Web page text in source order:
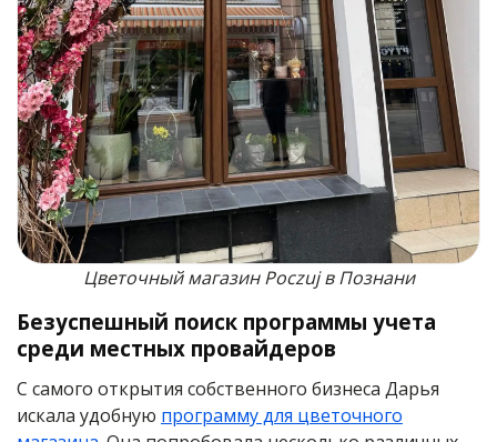
Цветочный магазин Poczuj в Познани
Безуспешный поиск программы учета
среди местных провайдеров
С самого открытия собственного бизнеса Дарья
искала удобную программу для цветочного